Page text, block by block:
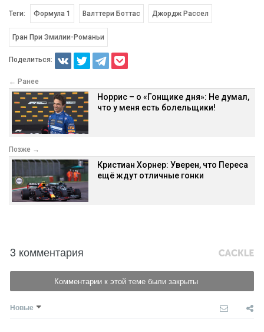
Теги: Формула 1 Валттери Боттас Джордж Рассел
Гран При Эмилии-Романьи
Поделиться:
← Ранее
Норрис – о «Гонщике дня»: Не думал,
что у меня есть болельщики!
Позже →
Кристиан Хорнер: Уверен, что Переса
ещё ждут отличные гонки
3 комментария
Комментарии к этой теме были закрыты
Новые